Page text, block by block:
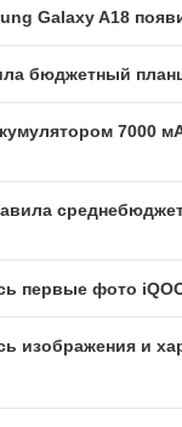
Galaxy A18
бюджетный
7000
первые фото
изображения и